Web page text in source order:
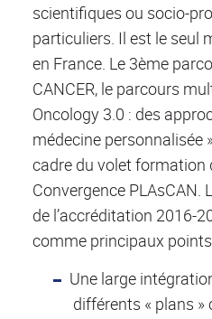
scientifiques ou socio-
particuliers. Il est le seul
en France. Le 3ème
CANCER, le parcours
Oncology 3.0 : des
médecine personnalisée
cadre du volet formation
Convergence PLAsCAN.
de l’accréditation 2016-
comme principaux
Une large
différents « plans